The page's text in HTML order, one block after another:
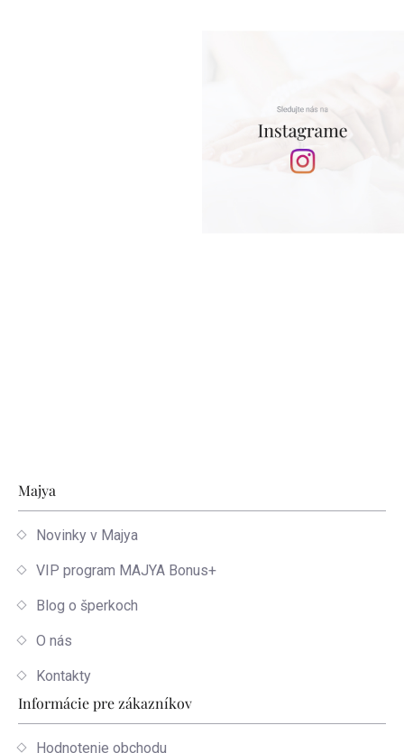
Zápätie
Majya
Novinky v Majya
VIP program MAJYA Bonus+
Blog o šperkoch
O nás
Kontakty
Informácie pre zákazníkov
Hodnotenie obchodu